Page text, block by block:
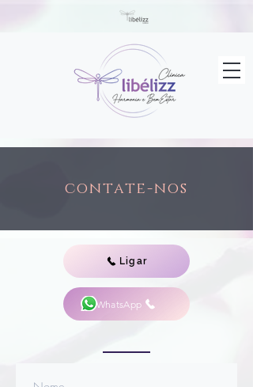
contate-nos
Ligar
WhatsApp